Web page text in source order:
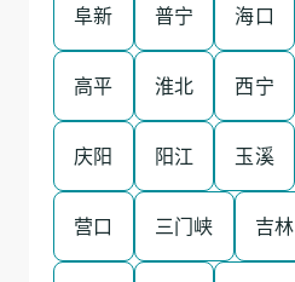
阜新 普宁 海口
高平 淮北 西宁
庆阳 阳江 玉溪
营口 三门峡 吉林